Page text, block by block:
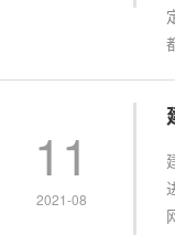
11
2021-08